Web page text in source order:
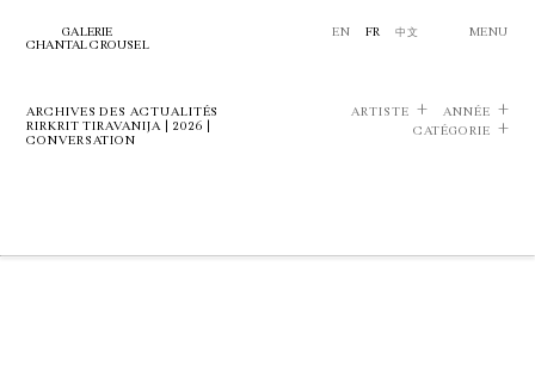
GALERIE
CHANTAL CROUSEL
EN FR 中文 MENU
ARCHIVES DES ACTUALITÉS
RIRKRIT TIRAVANIJA | 2026 |
CONVERSATION
ARTISTE
ANNÉE
CATÉGORIE